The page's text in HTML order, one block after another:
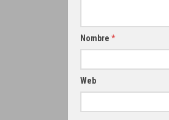
Nombre *
Web